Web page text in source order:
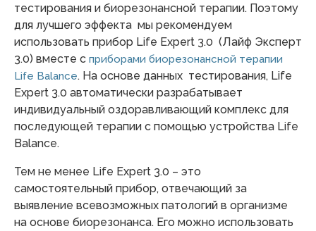
тестирования и биорезонансной терапии. Поэтому
для лучшего эффекта мы рекомендуем
использовать прибор Life Expert 3.0 (Лайф Эксперт
3.0) вместе с приборами биорезонансной терапии
Life Balance. На основе данных тестирования, Life
Expert 3.0 автоматически разрабатывает
индивидуальный оздоравливающий комплекс для
последующей терапии с помощью устройства Life
Balance.
Тем не менее Life Expert 3.0 – это
самостоятельный прибор, отвечающий за
выявление всевозможных патологий в организме
на основе биорезонанса. Его можно использовать